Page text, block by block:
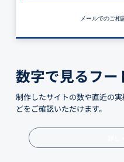
メールでのご相
数字で見るフー
制作したサイトの数や直近の
どをご確認いただけます。